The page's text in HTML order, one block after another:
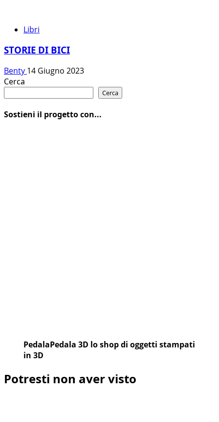
Libri
STORIE DI BICI
Benty 14 Giugno 2023
Cerca
Cerca
Sostieni il progetto con...
PedalaPedala 3D lo shop di oggetti stampati
in 3D
Potresti non aver visto